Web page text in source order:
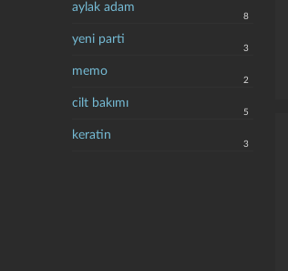
aylak adam
8
yeni parti
3
memo
2
cilt bakımı
5
keratin
3